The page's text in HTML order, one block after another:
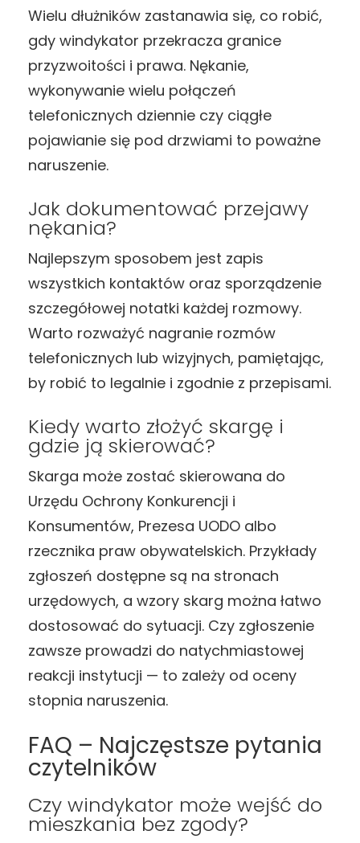
Wielu dłużników zastanawia się, co robić,
gdy windykator przekracza granice
przyzwoitości i prawa. Nękanie,
wykonywanie wielu połączeń
telefonicznych dziennie czy ciągłe
pojawianie się pod drzwiami to poważne
naruszenie.
Jak dokumentować przejawy
nękania?
Najlepszym sposobem jest zapis
wszystkich kontaktów oraz sporządzenie
szczegółowej notatki każdej rozmowy.
Warto rozważyć nagranie rozmów
telefonicznych lub wizyjnych, pamiętając,
by robić to legalnie i zgodnie z przepisami.
Kiedy warto złożyć skargę i
gdzie ją skierować?
Skarga może zostać skierowana do
Urzędu Ochrony Konkurencji i
Konsumentów, Prezesa UODO albo
rzecznika praw obywatelskich. Przykłady
zgłoszeń dostępne są na stronach
urzędowych, a wzory skarg można łatwo
dostosować do sytuacji. Czy zgłoszenie
zawsze prowadzi do natychmiastowej
reakcji instytucji — to zależy od oceny
stopnia naruszenia.
FAQ – Najczęstsze pytania
czytelników
Czy windykator może wejść do
mieszkania bez zgody?